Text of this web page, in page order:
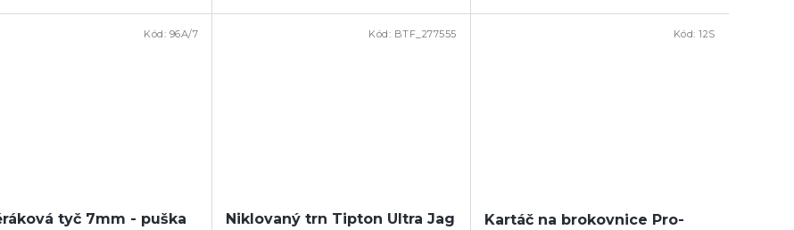
tyč 7mm - puška
Kód: 96A/7
Niklovaný trn Tipton Ultra Jag
Kód: BTF_277555
Kartáč na brokovnice Pro-
Kód:12S